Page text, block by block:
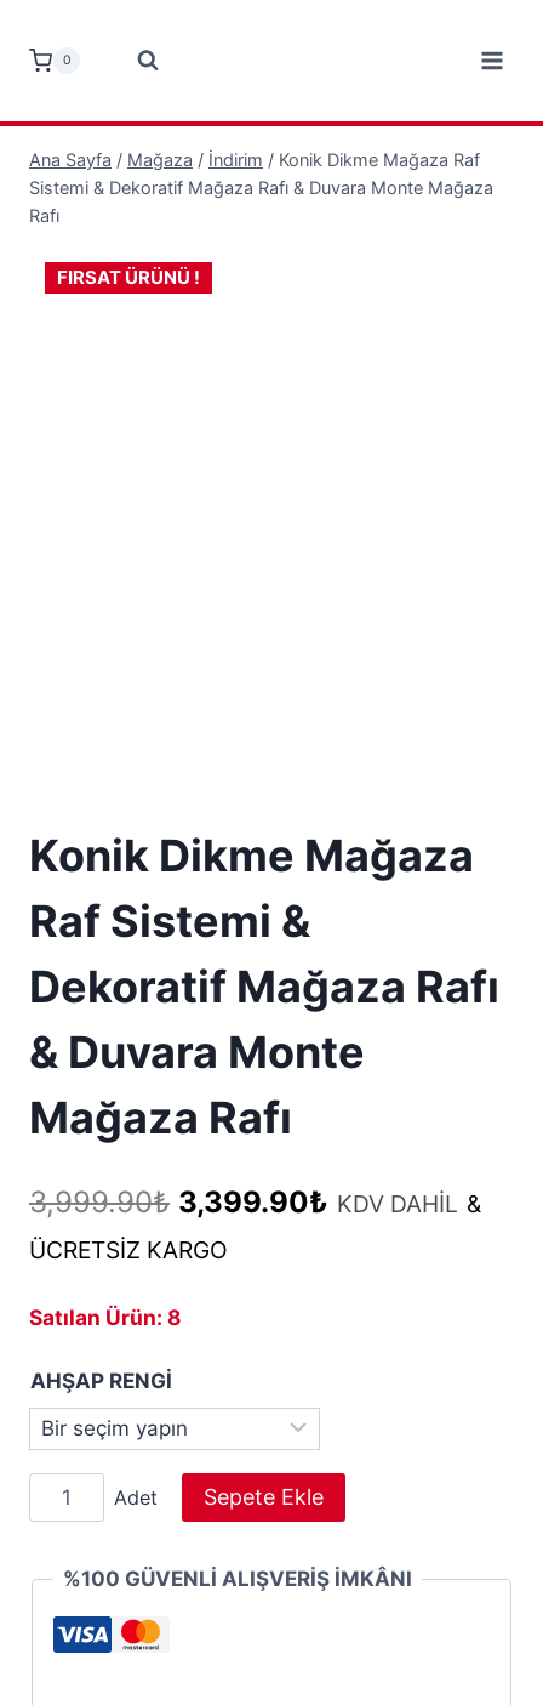
0
Ana Sayfa / Mağaza / İndirim / Konik Dikme Mağaza Raf
Sistemi & Dekoratif Mağaza Rafı & Duvara Monte Mağaza
Rafı
FIRSAT ÜRÜNÜ !
Konik Dikme Mağaza
Raf Sistemi &
Dekoratif Mağaza Rafı
& Duvara Monte
Mağaza Rafı
3,999.90₺ Orijinal
fiyat:
3,399.90₺ Şu
KDV DAHİL &
ÜCRETSİZ KARGO
Satılan Ürün: 8
AHŞAP RENGİ
Konik
Dikme
Raf
Sistemi
Adet Sepete Ekle
%100 GÜVENLİ ALIŞVERİŞ İMKÂNI